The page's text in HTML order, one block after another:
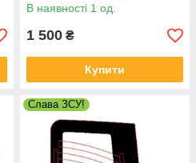
В наявності 1 од.
1 500 ₴
Купити
Слава ЗСУ!